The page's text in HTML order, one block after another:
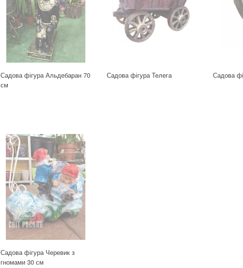
Садова фігура Альдебаран 70
см
Садова фігура Телега Садова
Садова фігура Черевик з
гномами 30 см